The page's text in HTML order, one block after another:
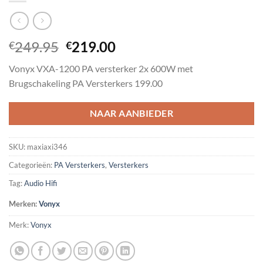
€249.95 Oorspronkelijke
was:
€249.95.
€219.00Huidige
is:
€219.00.
Vonyx VXA-1200 PA versterker 2x 600W met
Brugschakeling PA Versterkers 199.00
NAAR AANBIEDER
SKU: maxiaxi346
Categorieën: PA Versterkers, Versterkers
Tag:Audio Hifi
Merken:Vonyx
Merk:Vonyx